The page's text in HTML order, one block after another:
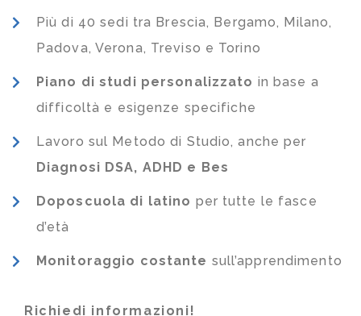
Più di 40 sedi tra Brescia, Bergamo, Milano,
Padova, Verona, Treviso e Torino
Piano di studi personalizzato in base a
difficoltà e esigenze specifiche
Lavoro sul Metodo di Studio, anche per
Diagnosi DSA, ADHD e Bes
Doposcuola di latino per tutte le fasce
d’età
Monitoraggio costante sull’apprendimento
Richiedi informazioni!